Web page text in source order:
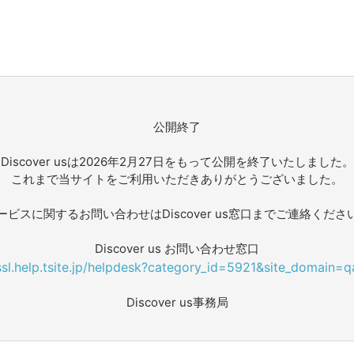
公開終了
Discover usは2026年2月27日をもって公開を終了いたしました。
これまで当サイトをご利用いただきありがとうございました。
ビスに関するお問い合わせはDiscover us窓口までご連絡ください
Discover us お問い合わせ窓口
Discover us事務局